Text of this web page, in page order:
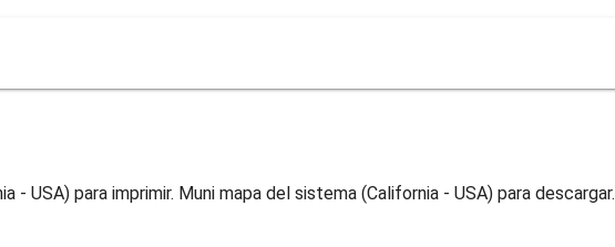
- USA) para imprimir. Muni mapa del sistema (California - USA) para descargar.